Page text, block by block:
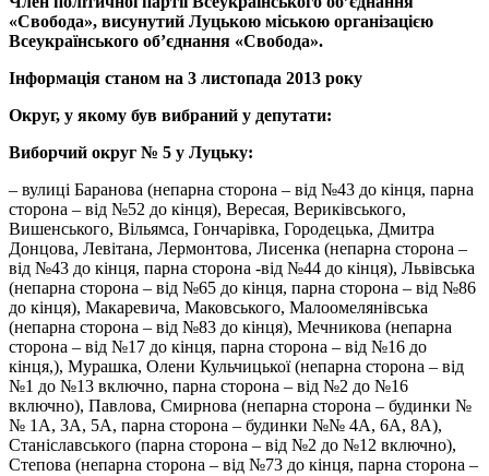
«Свобода», висунутий Луцькою міською організацією
Всеукраїнського об’єднання «Свобода».
Інформація станом на 3 листопада 2013 року
Округ, у якому був вибраний у депутати:
Виборчий округ № 5 у Луцьку:
– вулиці Баранова (непарна сторона – від №43 до кінця, парна
сторона – від №52 до кінця), Вересая, Вериківського,
Вишенського, Вільямса, Гончарівка, Городецька, Дмитра
Донцова, Левітана, Лермонтова, Лисенка (непарна сторона –
від №43 до кінця, парна сторона -від №44 до кінця), Львівська
(непарна сторона – від №65 до кінця, парна сторона – від №86
до кінця), Макаревича, Маковського, Малоомелянівська
(непарна сторона – від №83 до кінця), Мечникова (непарна
сторона – від №17 до кінця, парна сторона – від №16 до
кінця,), Мурашка, Олени Кульчицької (непарна сторона – від
№1 до №13 включно, парна сторона – від №2 до №16
включно), Павлова, Смирнова (непарна сторона – будинки №
№ 1А, 3А, 5А, парна сторона – будинки №№ 4А, 6А, 8А),
Станіславського (парна сторона – від №2 до №12 включно),
Степова (непарна сторона – від №73 до кінця, парна сторона –